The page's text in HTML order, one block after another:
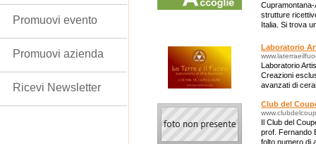
strutture
Italia. Si trova
Laboratorio
Laboratorio
Creazioni
avanzati di
Club del
Il Club del
prof. Fernando
folto numero di
Promuovi evento
Promuovi azienda
Ricevi Newsletter